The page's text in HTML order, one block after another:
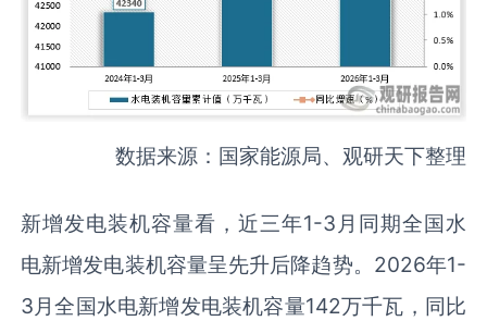
数据来源：国家能源局、观研天下整理
新增发电装机容量看，近三年1-3月同期全国水
电新增发电装机容量呈先升后降趋势。2026年1-
3月全国水电新增发电装机容量142万千瓦，同比